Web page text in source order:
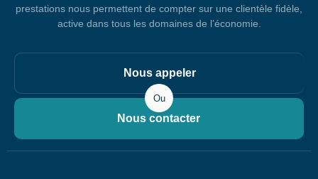
prestations nous permettent de compter sur une clientèle fidèle,
active dans tous les domaines de l’économie.
Nous appeler
Ou
Nous contacter